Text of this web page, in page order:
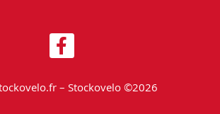
– Stockovelo ©2026